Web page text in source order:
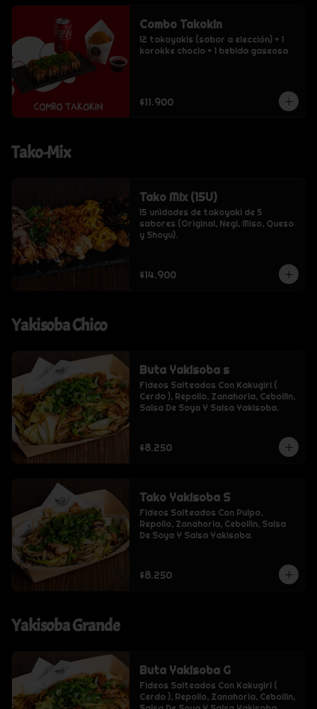
Combo Takokin
12 takoyakis (sabor a elección) + 1
korokke choclo + 1 bebida gaseosa
$11.900
Tako-Mix
Tako Mix (15U)
15 unidades de takoyaki de 5
sabores (Original, Negi, Miso, Queso
y Shoyu).
$14.900
Yakisoba Chico
Buta Yakisoba s
Fideos Salteados Con Kakugiri (
Cerdo ), Repollo, Zanahoria, Cebollin,
Salsa De Soya Y Salsa Yakisoba.
$8.250
Tako Yakisoba S
Fideos Salteados Con Pulpo,
Repollo, Zanahoria, Cebollin, Salsa
De Soya Y Salsa Yakisoba.
$8.250
Yakisoba Grande
Buta Yakisoba G
Fideos Salteados Con Kakugiri (
Cerdo ), Repollo, Zanahoria, Cebollin,